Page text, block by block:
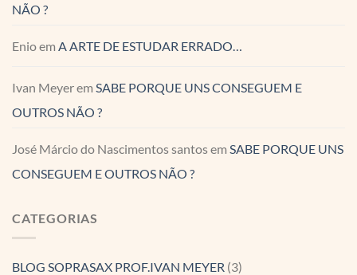
NÃO ?
Enioem A ARTE DE ESTUDAR ERRADO…
Ivan Meyerem SABE PORQUE UNS CONSEGUEM E
OUTROS NÃO ?
José Márcio do Nascimentos santosem SABE PORQUE UNS
CONSEGUEM E OUTROS NÃO ?
CATEGORIAS
BLOG SOPRASAX PROF.IVAN MEYER (3)